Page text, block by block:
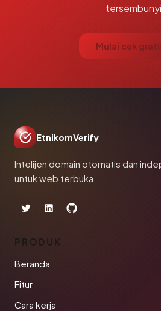
Mulai cek
EtnikomVerify
Intelijen domain otomatis dan
untuk web terbuka.
PRODUK
Beranda
Fitur
Cara kerja